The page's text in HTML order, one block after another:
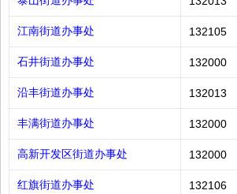
江南街道办事处 132105
石井街道办事处 132000
沿丰街道办事处 132013
丰满街道办事处 132000
高新开发区街道办事处 132000
红旗街道办事处 132106